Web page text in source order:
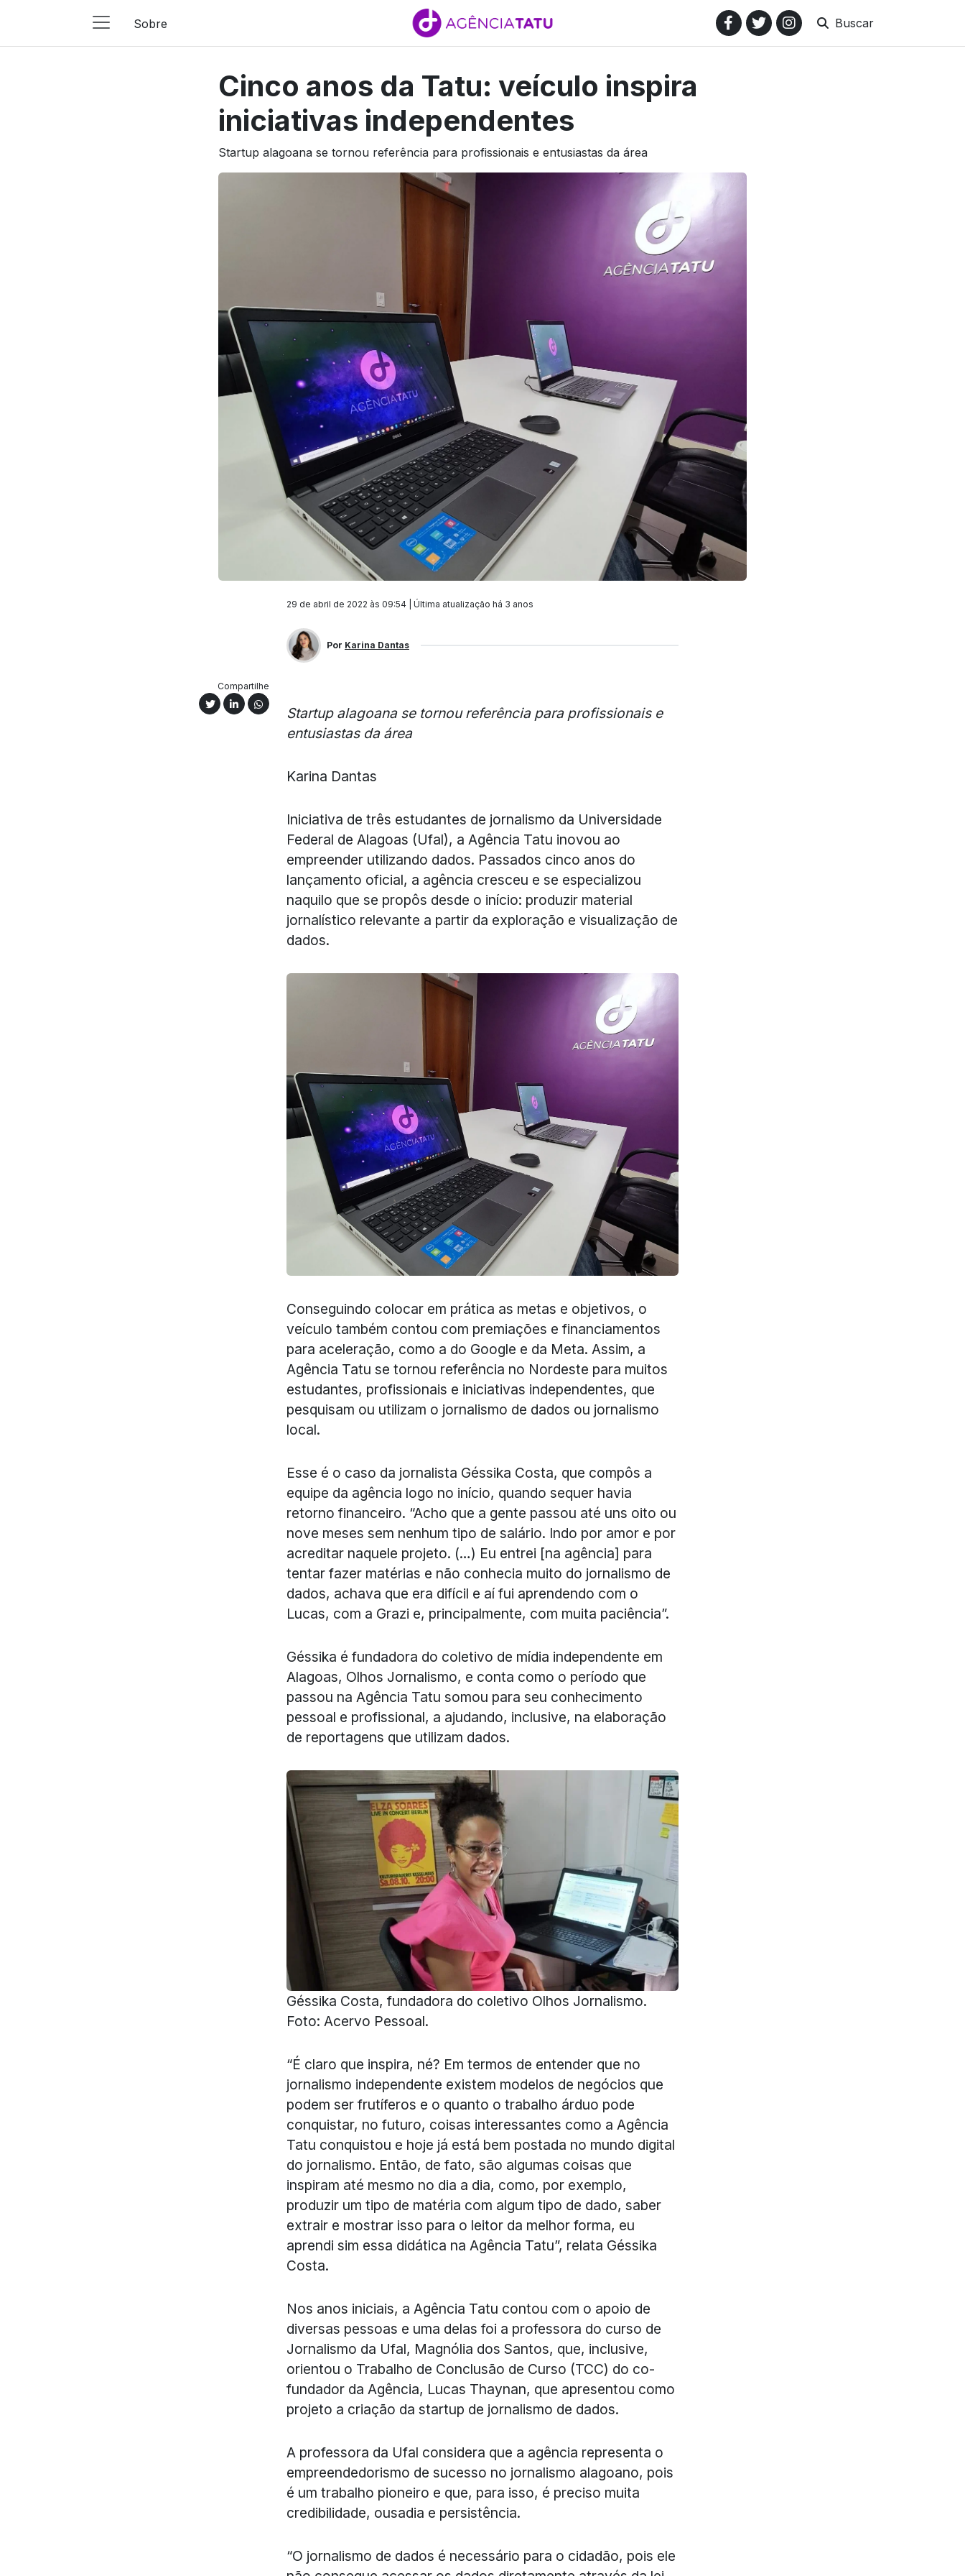
Sobre Buscar
Cinco anos da Tatu: veículo inspira
iniciativas independentes
Startup alagoana se tornou referência para profissionais e entusiastas da área
29 de abril de 2022 às 09:54 | Última atualização há 3 anos
Por Karina Dantas
Compartilhe
Startup alagoana se tornou referência para profissionais e
entusiastas da área
Karina Dantas
Iniciativa de três estudantes de jornalismo da Universidade
Federal de Alagoas (Ufal), a Agência Tatu inovou ao
empreender utilizando dados. Passados cinco anos do
lançamento oficial, a agência cresceu e se especializou
naquilo que se propôs desde o início: produzir material
jornalístico relevante a partir da exploração e visualização de
dados.
Conseguindo colocar em prática as metas e objetivos, o
veículo também contou com premiações e financiamentos
para aceleração, como a do Google e da Meta. Assim, a
Agência Tatu se tornou referência no Nordeste para muitos
estudantes, profissionais e iniciativas independentes, que
pesquisam ou utilizam o jornalismo de dados ou jornalismo
local.
Esse é o caso da jornalista Géssika Costa, que compôs a
equipe da agência logo no início, quando sequer havia
retorno financeiro. “Acho que a gente passou até uns oito ou
nove meses sem nenhum tipo de salário. Indo por amor e por
acreditar naquele projeto. (…) Eu entrei [na agência] para
tentar fazer matérias e não conhecia muito do jornalismo de
dados, achava que era difícil e aí fui aprendendo com o
Lucas, com a Grazi e, principalmente, com muita paciência”.
Géssika é fundadora do coletivo de mídia independente em
Alagoas, Olhos Jornalismo, e conta como o período que
passou na Agência Tatu somou para seu conhecimento
pessoal e profissional, a ajudando, inclusive, na elaboração
de reportagens que utilizam dados.
Géssika Costa, fundadora do coletivo Olhos Jornalismo.
Foto: Acervo Pessoal.
“É claro que inspira, né? Em termos de entender que no
jornalismo independente existem modelos de negócios que
podem ser frutíferos e o quanto o trabalho árduo pode
conquistar, no futuro, coisas interessantes como a Agência
Tatu conquistou e hoje já está bem postada no mundo digital
do jornalismo. Então, de fato, são algumas coisas que
inspiram até mesmo no dia a dia, como, por exemplo,
produzir um tipo de matéria com algum tipo de dado, saber
extrair e mostrar isso para o leitor da melhor forma, eu
aprendi sim essa didática na Agência Tatu”, relata Géssika
Costa.
Nos anos iniciais, a Agência Tatu contou com o apoio de
diversas pessoas e uma delas foi a professora do curso de
Jornalismo da Ufal, Magnólia dos Santos, que, inclusive,
orientou o Trabalho de Conclusão de Curso (TCC) do co-
fundador da Agência, Lucas Thaynan, que apresentou como
projeto a criação da startup de jornalismo de dados.
A professora da Ufal considera que a agência representa o
empreendedorismo de sucesso no jornalismo alagoano, pois
é um trabalho pioneiro e que, para isso, é preciso muita
credibilidade, ousadia e persistência.
“O jornalismo de dados é necessário para o cidadão, pois ele